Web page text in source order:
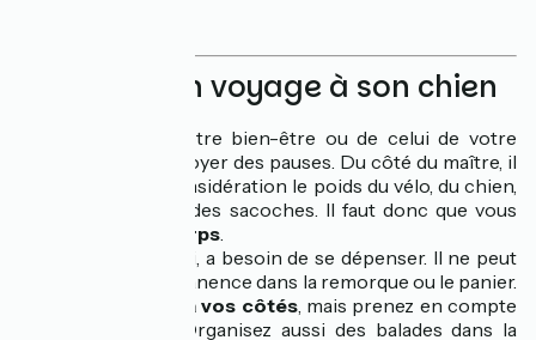
Adapter son voyage à son chien
Qu'il s'agisse de votre bien-être ou de celui de votre
animal, il faut s'octroyer des pauses. Du côté du maître, il
faut prendre en considération le poids du vélo, du chien,
de la remorque et des sacoches. Il faut donc que vous
écoutiez votre corps.
Le chien, quant à lui, a besoin de se dépenser. Il ne peut
pas rester en permanence dans la remorque ou le panier.
Laissez-le courir à vos côtés, mais prenez en compte
son endurance ! Organisez aussi des balades dans la